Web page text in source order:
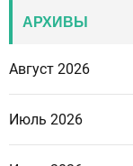
АРХИВЫ
Август 2026
Июль 2026